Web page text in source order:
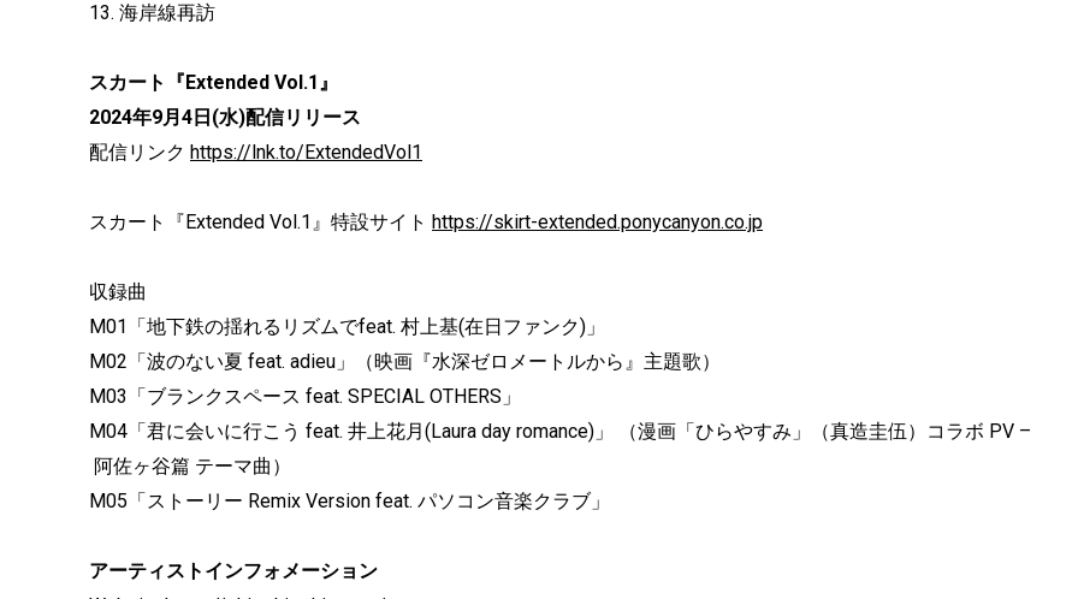
13. 海岸線再訪
スカート『Extended Vol.1』
2024年9月4日(水)配信リリース
配信リンク https://lnk.to/ExtendedVol1
スカート『Extended Vol.1』特設サイト https://skirt-extended.ponycanyon.co.jp
収録曲
M01「地下鉄の揺れるリズムでfeat. 村上基(在日ファンク)」
M02「波のない夏 feat. adieu」（映画『水深ゼロメートルから』主題歌）
M03「ブランクスペース feat. SPECIAL OTHERS」
M04「君に会いに行こう feat. 井上花月(Laura day romance)」 （漫画「ひらやすみ」（真造圭伍）コラボ PV –
阿佐ヶ谷篇 テーマ曲）
M05「ストーリー Remix Version feat. パソコン音楽クラブ」
アーティストインフォメーション